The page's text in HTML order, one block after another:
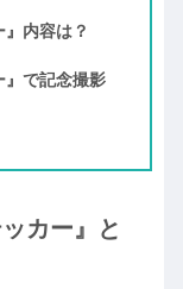
』内容は？
』で記念撮影
カー』と